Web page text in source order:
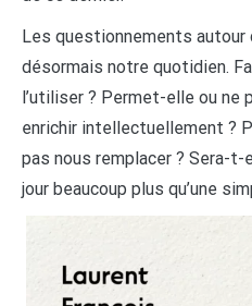
Les questionnements autour
désormais notre quotidien.
l’utiliser ? Permet-elle ou ne
enrichir intellectuellement ?
pas nous remplacer ? Sera-
jour beaucoup plus qu’une